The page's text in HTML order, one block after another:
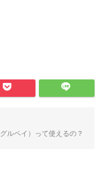
ルペイ）って使えるの？